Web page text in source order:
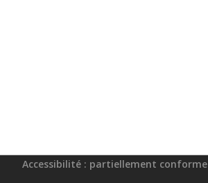
Accessibilité : partiellement conforme